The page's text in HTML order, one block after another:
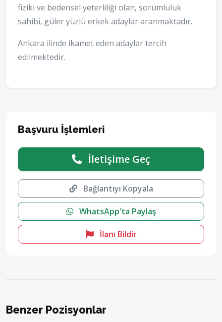
fiziki ve bedensel yeterliliği olan, sorumluluk
sahibi, güler yüzlü erkek adaylar aranmaktadır.
Ankara ilinde ikamet eden adaylar tercih
edilmektedir.
Başvuru İşlemleri
İletişime Geç
Bağlantıyı Kopyala
WhatsApp'ta Paylaş
İlanı Bildir
Benzer Pozisyonlar